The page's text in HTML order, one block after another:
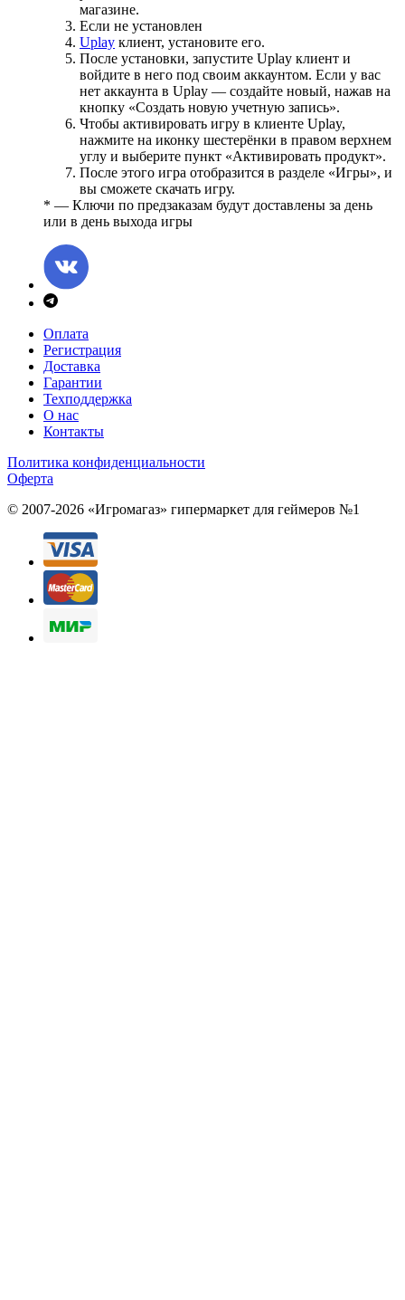
магазине.
Если не установлен
Uplay клиент, установите его.
После установки, запустите Uplay клиент и
войдите в него под своим аккаунтом. Если у вас
нет аккаунта в Uplay — создайте новый, нажав на
кнопку «Создать новую учетную запись».
Чтобы активировать игру в клиенте Uplay,
нажмите на иконку шестерёнки в правом верхнем
углу и выберите пункт «Активировать продукт».
После этого игра отобразится в разделе «Игры», и
вы сможете скачать игру.
* — Ключи по предзаказам будут доставлены за день
или в день выхода игры
Оплата
Регистрация
Доставка
Гарантии
Техподдержка
О нас
Контакты
Политика конфиденциальности
Оферта
© 2007-2026 «Игромагаз» гипермаркет для геймеров №1